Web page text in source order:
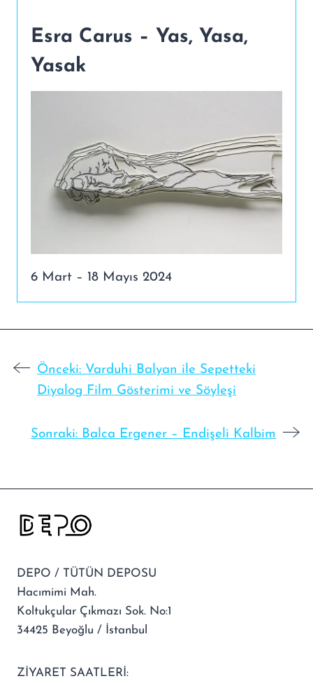
Esra Carus – Yas, Yasa,
Yasak
6 Mart – 18 Mayıs 2024
Önceki: Varduhi Balyan ile Sepetteki
Diyalog Film Gösterimi ve Söyleşi
Sonraki: Balca Ergener – Endişeli Kalbim
DEPO / TÜTÜN DEPOSU
Hacımimi Mah.
Koltukçular Çıkmazı Sok. No:1
34425 Beyoğlu / İstanbul
ZİYARET SAATLERİ: